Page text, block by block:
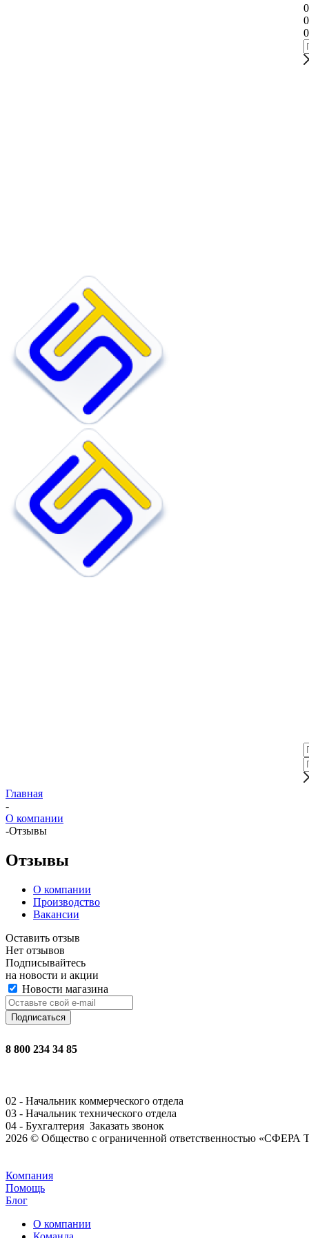
Главная
-
О компании
-Отзывы
Отзывы
О компании
Производство
Вакансии
Оставить отзыв
Нет отзывов
Подписывайтесь
на новости и акции
Новости магазина
8 800 234 34 85
02 - Начальник коммерческого отдела
03 - Начальник технического отдела
04 - Бухгалтерия Заказать звонок
2026 © Общество с ограниченной ответственностью
Компания
Помощь
Блог
О компании